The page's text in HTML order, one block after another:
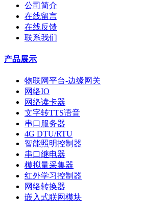
公司简介
在线留言
在线反馈
联系我们
产品展示
物联网平台-边缘网关
网络IO
网络读卡器
文字转TTS语音
串口服务器
4G DTU/RTU
智能照明控制器
串口继电器
模拟量采集器
红外学习控制器
网络转换器
嵌入式联网模块